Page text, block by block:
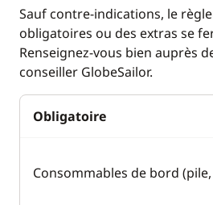
Sauf contre-indications, le
obligatoires ou des extras se
Renseignez-vous bien auprès
conseiller GlobeSailor.
Obligatoire
Consommables de bord (pile,